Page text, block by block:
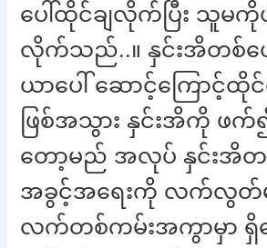
ပေါ်ထိုင်ချလိုက်ပြီး သူမကို
လိုက်သည်..။ နှင်းအိတစ်
ယာပေါ် ဆောင့်ကြောင့်ထို
ဖြစ်အသွား နှင်းအိကို ဖ
တော့မည် အလုပ် နှင်းအိ
အခွင့်အရေးကို လက်လွတ်
လက်တစ်ကမ်းအကွာမှာ